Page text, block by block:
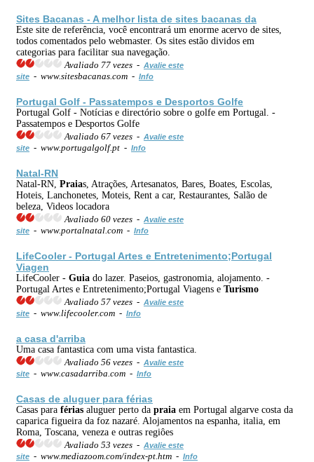
Sites Bacanas - A melhor lista de sites bacanas da
Este site de referência, você encontrará um enorme acervo de sites,
todos comentados pelo webmaster. Os sites estão dividos em
categorias para facilitar sua navegação.
Avaliado 77 vezes - Avalie este
site - www.sitesbacanas.com - Info
Portugal Golf - Passatempos e Desportos Golfe
Portugal Golf - Notícias e directório sobre o golfe em Portugal. -
Passatempos e Desportos Golfe
Avaliado 67 vezes - Avalie este
site - www.portugalgolf.pt - Info
Natal-RN
Natal-RN, Praias, Atrações, Artesanatos, Bares, Boates, Escolas,
Hoteis, Lanchonetes, Moteis, Rent a car, Restaurantes, Salão de
beleza, Videos locadora
Avaliado 60 vezes - Avalie este
site - www.portalnatal.com - Info
LifeCooler - Portugal Artes e Entretenimento;Portugal
Viagen
LifeCooler - Guia do lazer. Paseios, gastronomia, alojamento. -
Portugal Artes e Entretenimento;Portugal Viagens e Turismo
Avaliado 57 vezes - Avalie este
site - www.lifecooler.com - Info
a casa d'arriba
Uma casa fantastica com uma vista fantastica.
Avaliado 56 vezes - Avalie este
site - www.casadarriba.com - Info
Casas de aluguer para férias
Casas para férias aluguer perto da praia em Portugal algarve costa da
caparica figueira da foz nazaré. Alojamentos na espanha, italia, em
Roma, Toscana, veneza e outras regiôes
Avaliado 53 vezes - Avalie este
site - www.mediazoom.com/index-pt.htm - Info